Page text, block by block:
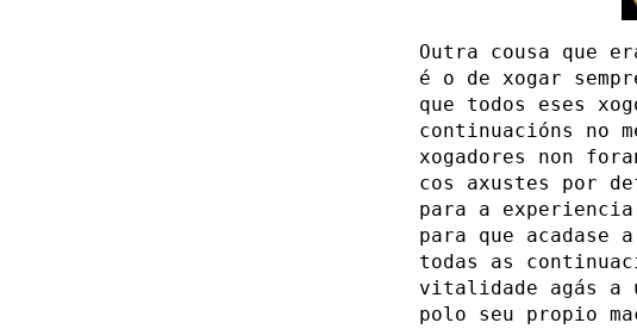
Outra cousa que
é o de xogar
que todos eses
continuacións no
xogadores non
cos axustes por
para a
para que
todas as
vitalidade agás a
polo seu propio